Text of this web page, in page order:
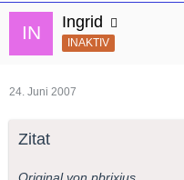
Ingrid
INAKTIV
24. Juni 2007
Zitat
Original von pbrixius